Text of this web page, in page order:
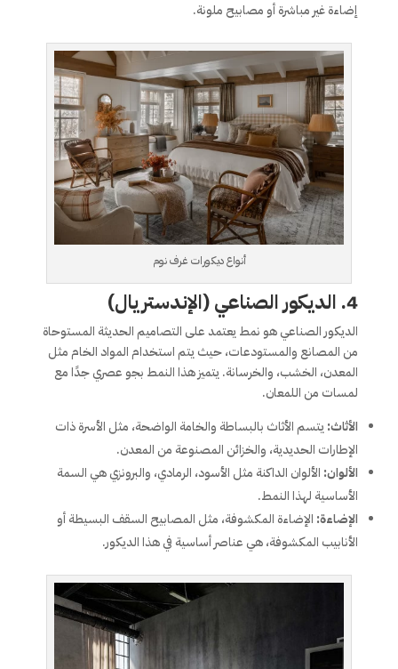
إضاءة غير مباشرة أو مصابيح ملونة.
أنواع ديكورات غرف نوم
4. الديكور الصناعي (الإندستريال)
الديكور الصناعي هو نمط يعتمد على التصاميم الحديثة المستوحاة
من المصانع والمستودعات، حيث يتم استخدام المواد الخام مثل
المعدن، الخشب، والخرسانة. يتميز هذا النمط بجو عصري جدًا مع
لمسات من اللمعان.
الأثاث: يتسم الأثاث بالبساطة والخامة الواضحة، مثل الأسرة ذات
الإطارات الحديدية، والخزائن المصنوعة من المعدن.
الألوان: الألوان الداكنة مثل الأسود، الرمادي، والبرونزي هي السمة
الأساسية لهذا النمط.
الإضاءة: الإضاءة المكشوفة، مثل المصابيح السقف البسيطة أو
الأنابيب المكشوفة، هي عناصر أساسية في هذا الديكور.